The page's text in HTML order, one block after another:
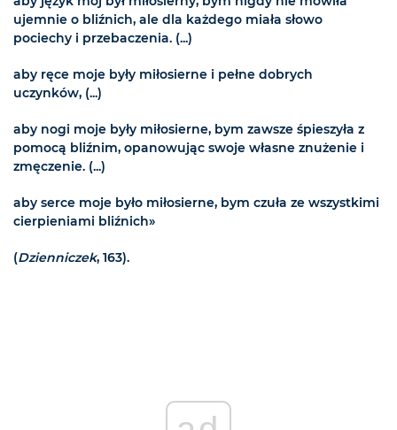
ujemnie o bliźnich, ale dla każdego miała słowo
pociechy i przebaczenia. (...)
aby ręce moje były miłosierne i pełne dobrych
uczynków, (...)
aby nogi moje były miłosierne, bym zawsze śpieszyła z
pomocą bliźnim, opanowując swoje własne znużenie i
zmęczenie. (...)
aby serce moje było miłosierne, bym czuła ze wszystkimi
cierpieniami bliźnich»
(Dzienniczek, 163).